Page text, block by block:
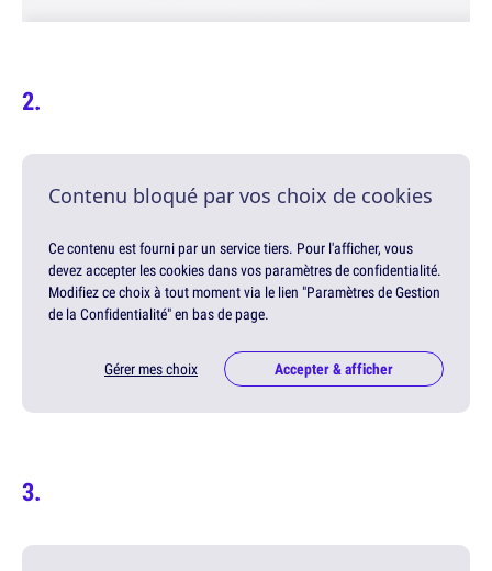
Contenu bloqué par vos choix de cookies
Ce contenu est fourni par un service tiers. Pour l'afficher, vous
devez accepter les cookies dans vos paramètres de confidentialité.
Modifiez ce choix à tout moment via le lien "Paramètres de Gestion
de la Confidentialité" en bas de page.
Gérer mes choix Accepter & afficher